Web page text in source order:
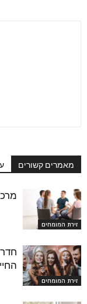
מאמרים קשורים
זירת המומחים
זירת המומחים